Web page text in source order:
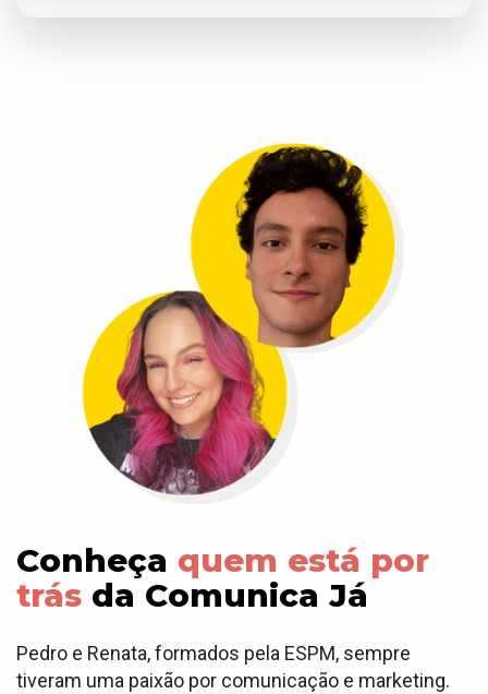
Conheça quem está por
trás da Comunica Já
Pedro e Renata, formados pela ESPM, sempre
tiveram uma paixão por comunicação e marketing.